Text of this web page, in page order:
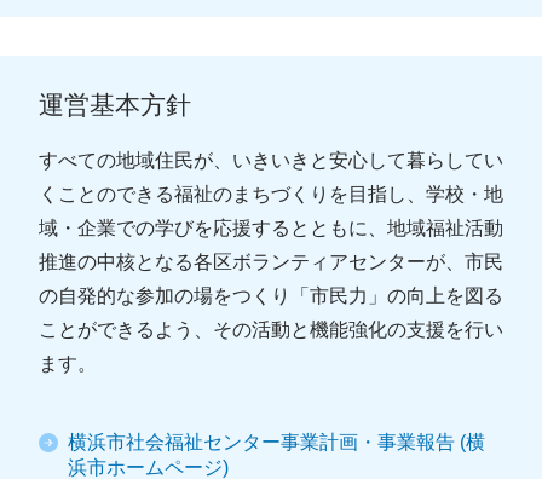
運営基本方針
すべての地域住民が、いきいきと安心して暮らしてい
くことのできる福祉のまちづくりを目指し、学校・地
域・企業での学びを応援するとともに、地域福祉活動
推進の中核となる各区ボランティアセンターが、市民
の自発的な参加の場をつくり「市民力」の向上を図る
ことができるよう、その活動と機能強化の支援を行い
ます。
横浜市社会福祉センター事業計画・事業報告 (横
浜市ホームページ)